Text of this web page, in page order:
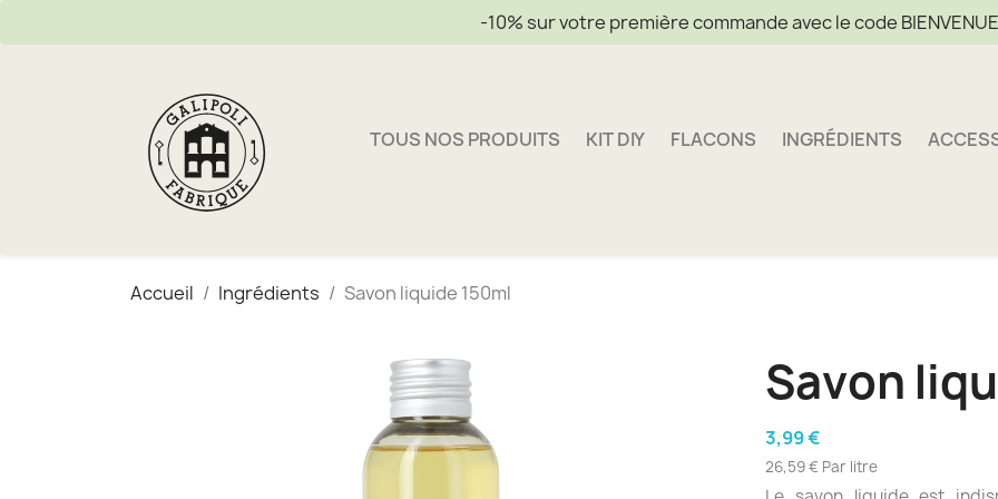
-10% sur votre première commande avec le code
TOUS NOS PRODUITS KIT DIY FLACONS INGRÉDIENTS
Accueil Ingrédients Savon liquide 150ml
Savon
3,99 €
26,59 € Par litre